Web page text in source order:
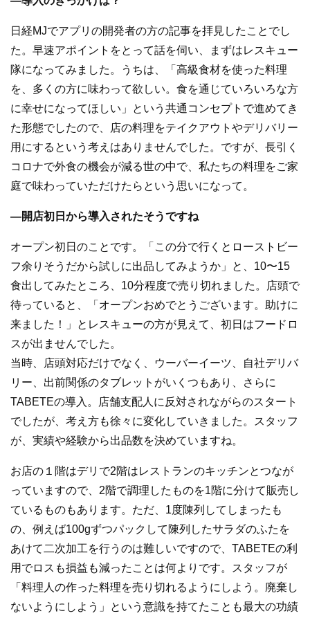
日経MJでアプリの開発者の方の記事を拝見したことでし
た。早速アポイントをとって話を伺い、まずはレスキュー
隊になってみました。うちは、「高級食材を使った料理
を、多くの方に味わって欲しい。食を通じていろいろな方
に幸せになってほしい」という共通コンセプトで進めてき
た形態でしたので、店の料理をテイクアウトやデリバリー
用にするという考えはありませんでした。ですが、長引く
コロナで外食の機会が減る世の中で、私たちの料理をご家
庭で味わっていただけたらという思いになって。
―開店初日から導入されたそうですね
オープン初日のことです。「この分で行くとローストビー
フ余りそうだから試しに出品してみようか」と、10〜15
食出してみたところ、10分程度で売り切れました。店頭で
待っていると、「オープンおめでとうございます。助けに
来ました！」とレスキューの方が見えて、初日はフードロ
スが出ませんでした。
当時、店頭対応だけでなく、ウーバーイーツ、自社デリバ
リー、出前関係のタブレットがいくつもあり、さらに
TABETEの導入。店舗支配人に反対されながらのスタート
でしたが、考え方も徐々に変化していきました。スタッフ
が、実績や経験から出品数を決めていますね。
お店の１階はデリで2階はレストランのキッチンとつなが
っていますので、2階で調理したものを1階に分けて販売し
ているものもあります。ただ、1度陳列してしまったも
の、例えば100gずつパックして陳列したサラダのふたを
あけて二次加工を行うのは難しいですので、TABETEの利
用でロスも損益も減ったことは何よりです。スタッフが
「料理人の作った料理を売り切れるようにしよう。廃棄し
ないようにしよう」という意識を持てたことも最大の功績